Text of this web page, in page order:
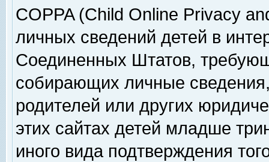
COPPA (Child Online Privacy
личных сведений детей в
Соединенных Штатов,
собирающих личные
родителей или других
этих сайтах детей младше
иного вида подтверждения